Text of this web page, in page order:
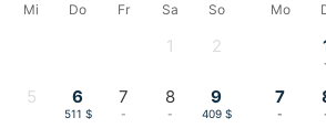
Mi Do Fr Sa So
1 2
5 6
511 $
7
-
8
-
9
409 $
Mo
7
-